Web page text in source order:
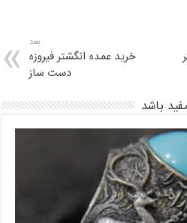
بعد
خرید عمده انگشتر فیروزه
دست ساز
باشد